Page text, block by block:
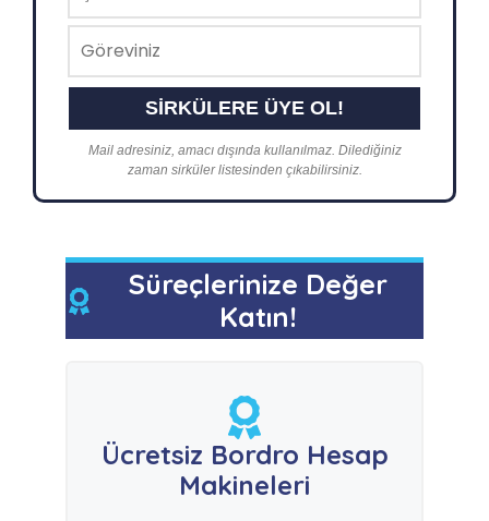
Mail adresiniz, amacı dışında kullanılmaz. Dilediğiniz
zaman sirküler listesinden çıkabilirsiniz.
Süreçlerinize Değer
Katın!
Ücretsiz Bordro Hesap
Makineleri